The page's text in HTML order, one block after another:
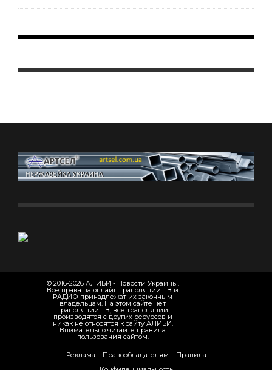
© 2016-2026 АЛИБИ - Новости Украины.
Все права на онлайн трансляции ТВ и
РАДИО принадлежат их законным
владельцам. На этом сайте нет
трансляции ТВ, все трансляции
производятся с других ресурсов и
никак не относятся к сайту АЛИБИ.
Внимательно читайте правила
пользования сайтом.
Реклама Правообладателям
Правила